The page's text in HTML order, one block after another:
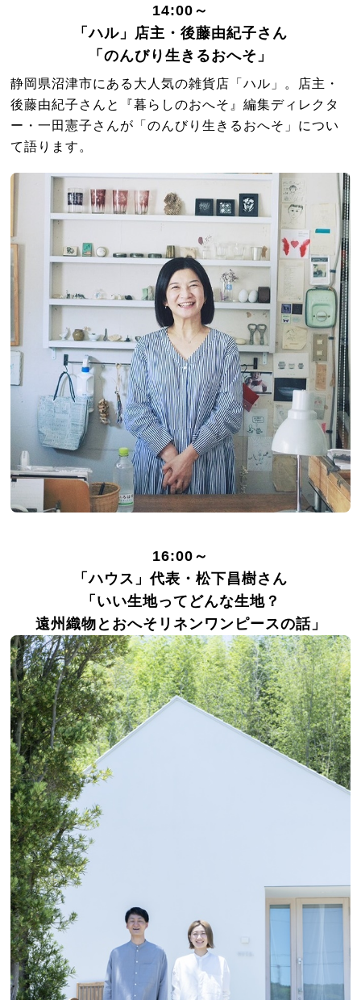
14:00～
「ハル」店主・後藤由紀子さん
「のんびり生きるおへそ」
静岡県沼津市にある大人気の雑貨店「ハル」。店主・
後藤由紀子さんと『暮らしのおへそ』編集ディレクタ
ー・一田憲子さんが「のんびり生きるおへそ」につい
て語ります。
16:00～
「ハウス」代表・松下昌樹さん
「いい生地ってどんな生地？
遠州織物とおへそリネンワンピースの話」